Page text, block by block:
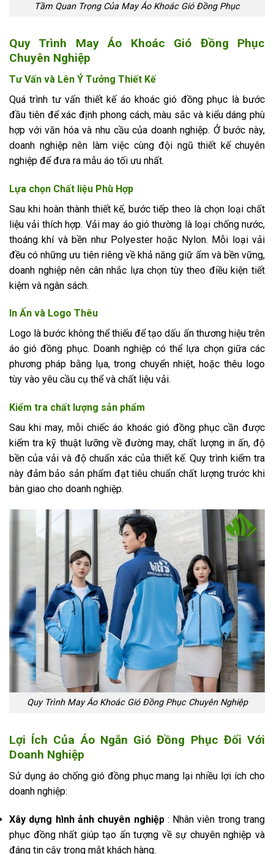
Tầm Quan Trọng Của May Áo Khoác Gió Đồng Phục
Quy Trình May Áo Khoác Gió Đồng Phục
Chuyên Nghiệp
Tư Vấn và Lên Ý Tưởng Thiết Kế
Quá trình tư vấn thiết kế áo khoác gió đồng phục là bước
đầu tiên để xác định phong cách, màu sắc và kiểu dáng phù
hợp với văn hóa và nhu cầu của doanh nghiệp. Ở bước này,
doanh nghiệp nên làm việc cùng đội ngũ thiết kế chuyên
nghiệp để đưa ra mẫu áo tối ưu nhất.
Lựa chọn Chất liệu Phù Hợp
Sau khi hoàn thành thiết kế, bước tiếp theo là chọn loại chất
liệu vải thích hợp. Vải may áo gió thường là loại chống nước,
thoáng khí và bền như Polyester hoặc Nylon. Mỗi loại vải
đều có những ưu tiên riêng về khả năng giữ ấm và bền vững,
doanh nghiệp nên cân nhắc lựa chọn tùy theo điều kiện tiết
kiệm và ngân sách.
In Ấn và Logo Thêu
Logo là bước không thể thiếu để tạo dấu ấn thương hiệu trên
áo gió đồng phục. Doanh nghiệp có thể lựa chọn giữa các
phương pháp bằng lụa, trong chuyển nhiệt, hoặc thêu logo
tùy vào yêu cầu cụ thể và chất liệu vải.
Kiểm tra chất lượng sản phẩm
Sau khi may, mỗi chiếc áo khoác gió đồng phục cần được
kiểm tra kỹ thuật lưỡng về đường may, chất lượng in ấn, độ
bền của vải và độ chuẩn xác của thiết kế. Quy trình kiểm tra
này đảm bảo sản phẩm đạt tiêu chuẩn chất lượng trước khi
bàn giao cho doanh nghiệp.
Quy Trình May Áo Khoác Gió Đồng Phục Chuyên Nghiệp
Lợi Ích Của Áo Ngắn Gió Đồng Phục Đối Với
Doanh Nghiệp
Sử dụng áo chống gió đồng phục mang lại nhiều lợi ích cho
doanh nghiệp:
Xây dựng hình ảnh chuyên nghiệp: Nhân viên trong trang
phục đồng nhất giúp tạo ấn tượng về sự chuyên nghiệp và
đáng tin cậy trong mắt khách hàng.